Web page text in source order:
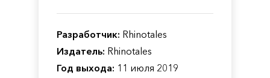
Разработчик: Rhinotales
Издатель: Rhinotales
Год выхода: 11 июля 2019